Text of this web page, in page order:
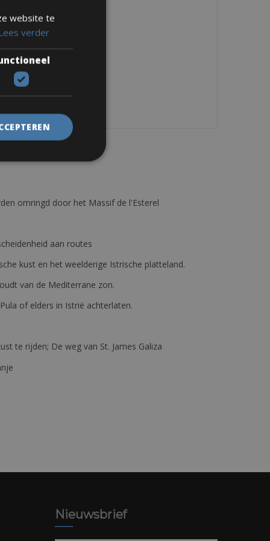
omringd door het Massif de l'Esterel
aan routes
kust en het weelderige Istrische platteland.
van de Mediterrane zon.
of elders in Istrië achterlaten.
te rijden; De weg van St. James Galiza
Nieuwsbrief
website te
verder